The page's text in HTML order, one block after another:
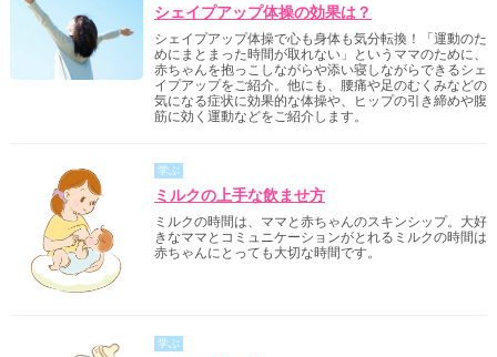
シェイプアップ体操の効果は？
シェイプアップ体操で心も身体も気分転換！「運動のた
めにまとまった時間が取れない」というママのために、
赤ちゃんを抱っこしながらや添い寝しながらできるシェ
イプアップをご紹介。他にも、腰痛や足のむくみなどの
気になる症状に効果的な体操や、ヒップの引き締めや腹
筋に効く運動などをご紹介します。
学ぶ
ミルクの上手な飲ませ方
ミルクの時間は、ママと赤ちゃんのスキンシップ。大好
きなママとコミュニケーションがとれるミルクの時間は
赤ちゃんにとっても大切な時間です。
学ぶ